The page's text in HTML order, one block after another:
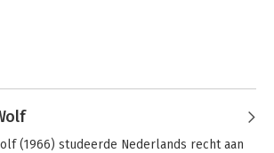
deel A
(1966) studeerde Nederlands recht aan